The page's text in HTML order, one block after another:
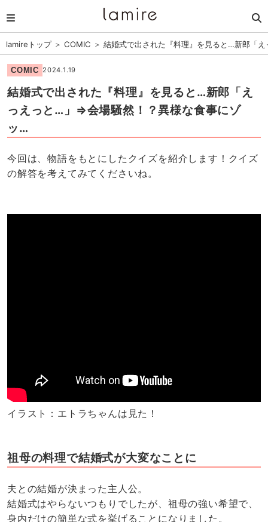
lamireトップ＞ COMIC ＞ 結婚式で出された『料理』を見ると…新郎「
COMIC 2024.1.19
結婚式で出された『料理』を見ると…新郎「え
っえっと…」⇒会場騒然！？異様な食事にゾ
ッ…
今回は、物語をもとにしたクイズを紹介します！クイズ
の解答を考えてみてくださいね。
イラスト：エトラちゃんは見た！
祖母の料理で結婚式が大変なことに
夫との結婚が決まった主人公。
結婚式はやらないつもりでしたが、祖母の強い希望で、
身内だけの簡単な式を挙げることになりました。